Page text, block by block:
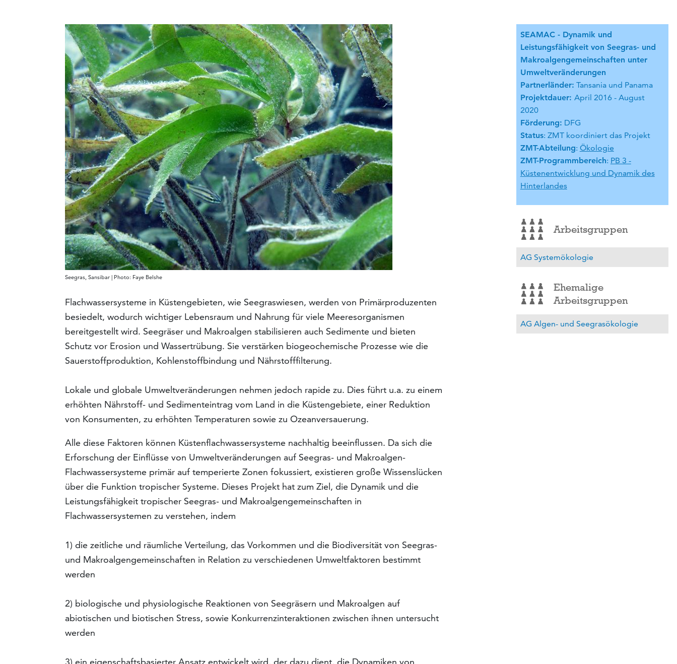
Seegras, Sansibar | Photo: Faye Belshe
Flachwassersysteme in Küstengebieten, wie Seegraswiesen, werden von Primärproduzenten
besiedelt, wodurch wichtiger Lebensraum und Nahrung für viele Meeresorganismen
bereitgestellt wird. Seegräser und Makroalgen stabilisieren auch Sedimente und bieten
Schutz vor Erosion und Wassertrübung. Sie verstärken biogeochemische Prozesse wie die
Sauerstoffproduktion, Kohlenstoffbindung und Nährstofffilterung.
Lokale und globale Umweltveränderungen nehmen jedoch rapide zu. Dies führt u.a. zu einem
erhöhten Nährstoff- und Sedimenteintrag vom Land in die Küstengebiete, einer Reduktion
von Konsumenten, zu erhöhten Temperaturen sowie zu Ozeanversauerung.
Alle diese Faktoren können Küstenflachwassersysteme nachhaltig beeinflussen. Da sich die
Erforschung der Einflüsse von Umweltveränderungen auf Seegras- und Makroalgen-
Flachwassersysteme primär auf temperierte Zonen fokussiert, existieren große Wissenslücken
über die Funktion tropischer Systeme. Dieses Projekt hat zum Ziel, die Dynamik und die
Leistungsfähigkeit tropischer Seegras- und Makroalgengemeinschaften in
Flachwassersystemen zu verstehen, indem
1) die zeitliche und räumliche Verteilung, das Vorkommen und die Biodiversität von Seegras-
und Makroalgengemeinschaften in Relation zu verschiedenen Umweltfaktoren bestimmt
werden
2) biologische und physiologische Reaktionen von Seegräsern und Makroalgen auf
abiotischen und biotischen Stress, sowie Konkurrenzinteraktionen zwischen ihnen untersucht
werden
SEAMAC - Dynamik und
Leistungsfähigkeit von Seegras- und
Makroalgengemeinschaften unter
Umweltveränderungen
Partnerländer: Tansania und Panama
Projektdauer: April 2016 - August
2020
Förderung: DFG
Status: ZMT koordiniert das Projekt
ZMT-Abteilung: Ökologie
ZMT-Programmbereich: PB 3 -
Küstenentwicklung und Dynamik des
Hinterlandes
Arbeitsgruppen
AG Systemökologie
Ehemalige
Arbeitsgruppen
AG Algen- und Seegrasökologie